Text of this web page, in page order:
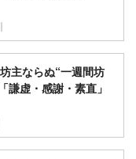
主ならぬ“一週間坊
謙虚・感謝・素直」